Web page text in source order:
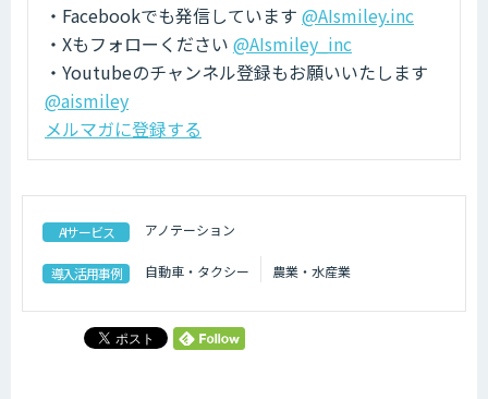
・Facebookでも発信しています @AIsmiley.inc
・Xもフォローください @AIsmiley_inc
・Youtubeのチャンネル登録もお願いいたします
@aismiley
メルマガに登録する
AIサービス アノテーション
導入活用事例 自動車・タクシー 農業・水産業